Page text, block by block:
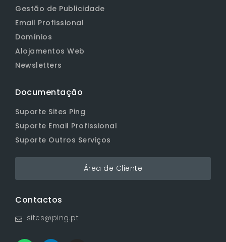
Gestão de Publicidade
Email Profissional
Domínios
Alojamentos Web
Newsletters
Documentação
Suporte Sites Ping
Suporte Email Profissional
Suporte Outros Serviços
Área de Cliente
Contactos
sites@ping.pt